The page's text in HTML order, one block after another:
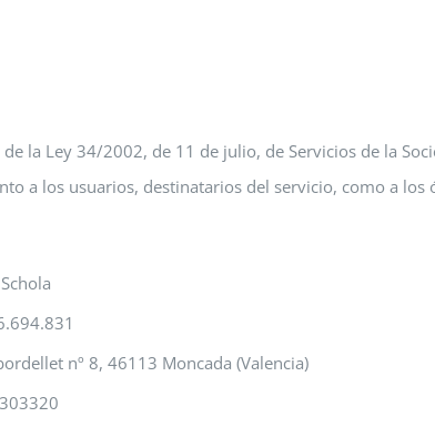
la Ley 34/2002, de 11 de julio, de Servicios de la
a los usuarios, destinatarios del servicio, como a
nº 8, 46113 Moncada (Valencia)